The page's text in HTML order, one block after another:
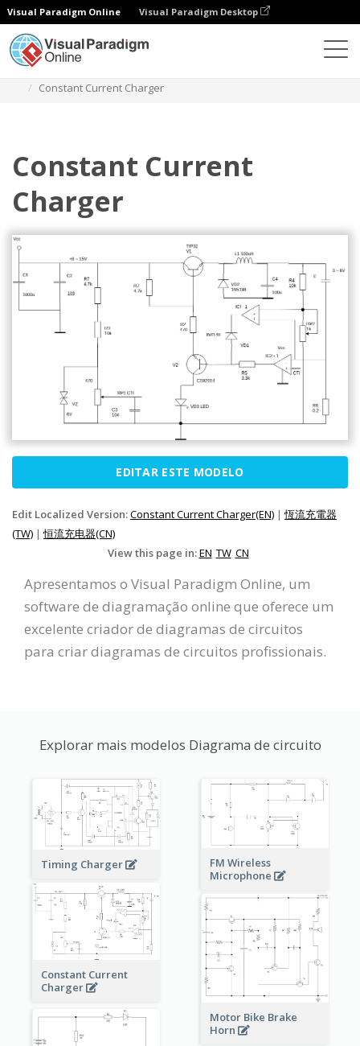
Visual Paradigm Online Visual Paradigm Desktop
Constant Current Charger
Constant Current
Charger
EDITAR ESTE MODELO
Edit Localized Version:Constant Current Charger(EN) |恆流充電器
(TW) |恒流充电器(CN)
View this page in:EN TW CN
Apresentamos o Visual Paradigm Online, um
software de diagramação online que oferece um
excelente criador de diagramas de circuitos
para criar diagramas de circuitos profissionais.
Explorar mais modelos Diagrama de circuito
Timing Charger
FM Wireless
Microphone
Constant Current
Charger
Motor Bike Brake
Horn